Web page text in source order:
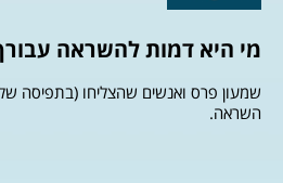
מי היא דמות להשראה
שמעון פרס ואנשים שהצליחו (בתפיסה
השראה.